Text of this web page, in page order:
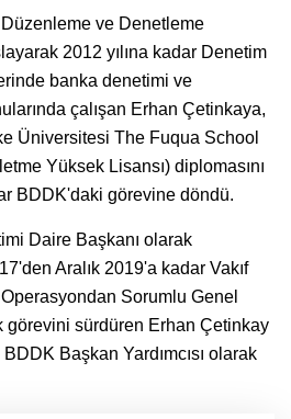
Düzenleme ve Denetleme
2012 yılına kadar Denetim
banka denetimi ve
çalışan Erhan Çetinkaya,
Üniversitesi The Fuqua School
Yüksek Lisansı) diplomasını
BDDK'daki görevine döndü.
Daire Başkanı olarak
Aralık 2019'a kadar Vakıf
Operasyondan Sorumlu Genel
görevini sürdüren Erhan Çetinkay
Başkan Yardımcısı olarak